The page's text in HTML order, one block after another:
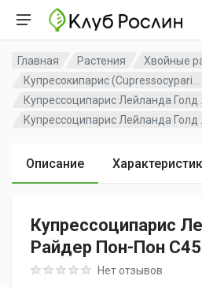
Главная Растения
Хвойные
Купресокипарис (Cupressocypari...
Купрессоципарис Лейланда Голд ...
Купрессоципарис Лейланда Голд ...
Описание
Купрессоципарис
Райдер Пон-Пон
Rating: 0 out of 5Нет отзывов